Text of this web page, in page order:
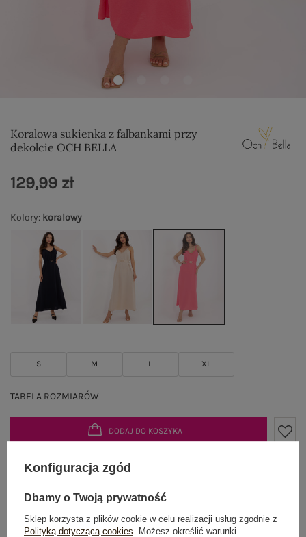
Koralowa sukienka z falbankami przy
dekolcie OCH BELLA
Kolory: koralowy
S M L XL
TABELA ROZMIARÓW
129,99 zł
DODAJ DO KOSZYKA
Możesz kupić także poprzez:
Dostawaod 7,99 zł
Konfiguracja zgód
Dbamy o Twoją prywatność
Sklep korzysta z plików cookie w celu realizacji usług zgodnie z
Polityką dotyczącą cookies. Możesz określić warunki